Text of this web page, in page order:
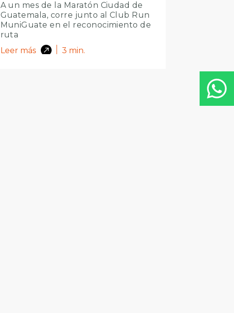
A un mes de la Maratón Ciudad de
Guatemala, corre junto al Club Run
MuniGuate en el reconocimiento de
ruta
Leer más
3 min.